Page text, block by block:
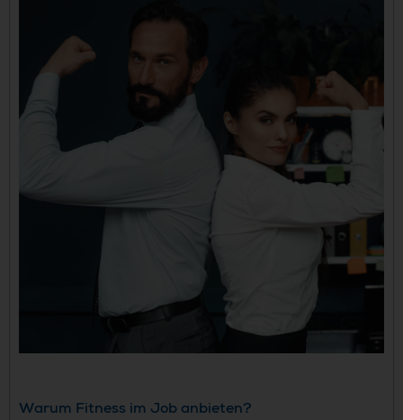
Warum Fitness im Job anbieten?